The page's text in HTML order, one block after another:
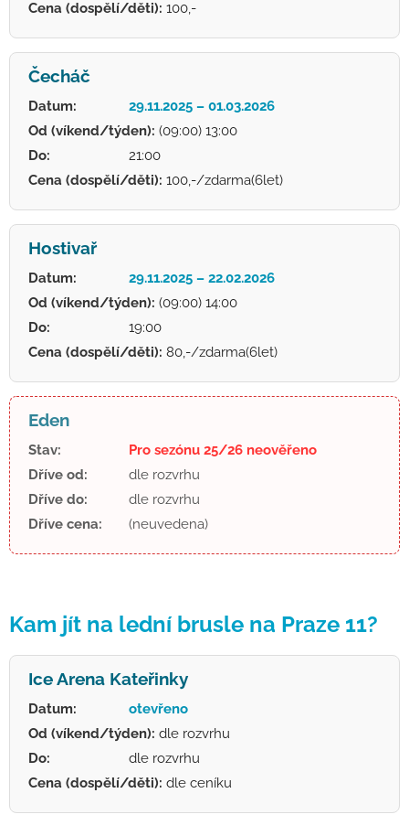
Cena (dospělí/děti): 100,-
Čecháč
Datum:
29.11.2025 – 01.03.2026
Od (víkend/týden): (09:00) 13:00
Do:
21:00
Cena (dospělí/děti): 100,-/zdarma(6let)
Hostivař
Datum:
29.11.2025 – 22.02.2026
Od (víkend/týden): (09:00) 14:00
Do:
19:00
Cena (dospělí/děti): 80,-/zdarma(6let)
Eden
Stav:
Pro sezónu 25/26 neověřeno
Dříve od:
dle rozvrhu
Dříve do:
dle rozvrhu
Dříve cena:
(neuvedena)
Kam jít na lední brusle na Praze 11?
Ice Arena Kateřinky
Datum:
otevřeno
Od (víkend/týden): dle rozvrhu
Do:
dle rozvrhu
Cena (dospělí/děti): dle ceníku